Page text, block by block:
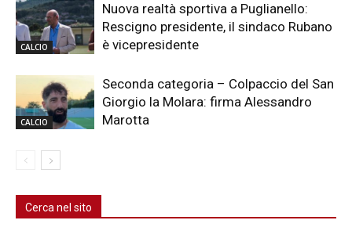
CALCIO
Nuova realtà sportiva a Puglianello:
Rescigno presidente, il sindaco Rubano
è vicepresidente
CALCIO
Seconda categoria – Colpaccio del San
Giorgio la Molara: firma Alessandro
Marotta
Cerca nel sito